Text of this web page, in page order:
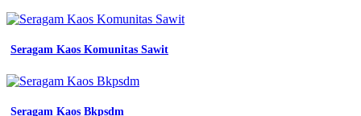
warna
biru
shopee
indonesia
jual
Seragam Kaos Komunitas Sawit
Seragam Kaos Bkpsdm